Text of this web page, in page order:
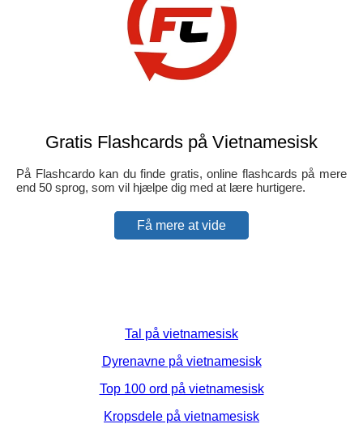
Gratis Flashcards på Vietnamesisk
På Flashcardo kan du finde gratis, online flashcards på mere
end 50 sprog, som vil hjælpe dig med at lære hurtigere.
Få mere at vide
Tal på vietnamesisk
Dyrenavne på vietnamesisk
Top 100 ord på vietnamesisk
Kropsdele på vietnamesisk